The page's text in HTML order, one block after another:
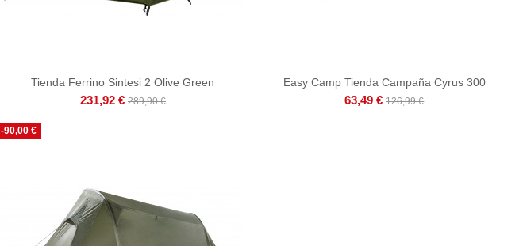
Tienda Ferrino Sintesi 2 Olive Green
231,92 € 289,90 €
Easy Camp Tienda Campaña Cyrus 300
63,49 € 126,99 €
-90,00 €